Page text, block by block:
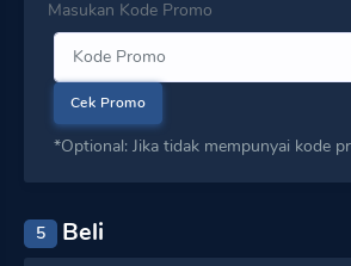
Masukan Kode Promo
Cek Promo
*Optional: Jika tidak mempunyai kode
5 Beli